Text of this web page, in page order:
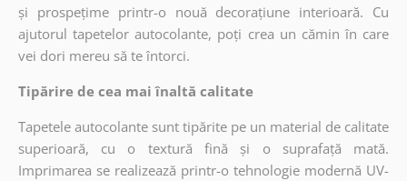
și prospețime printr-o nouă decorațiune interioară. Cu
ajutorul tapetelor autocolante, poți crea un cămin în care
vei dori mereu să te întorci.
Tipărire de cea mai înaltă calitate
Tapetele autocolante sunt tipărite pe un material de calitate
superioară, cu o textură fină și o suprafață mată.
Imprimarea se realizează printr-o tehnologie modernă UV-